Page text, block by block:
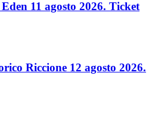
11 agosto 2026. Ticket
Riccione 12 agosto 2026.